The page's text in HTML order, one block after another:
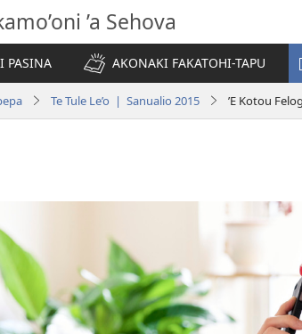
’a Sehova
PASINA
AKONAKI FAKATOHI-TAPU
Te Tule Le’o | Sanualio 2015 ʼE Kotou